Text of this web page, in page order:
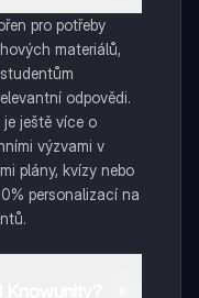
pro potřeby
materiálů,
odpovědi.
je ještě více o
výzvami v
plány, kvízy nebo
personalizací na